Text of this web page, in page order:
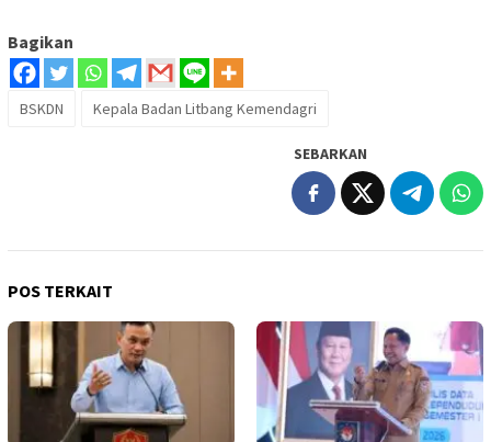
Bagikan
BSKDN Kepala Badan Litbang Kemendagri
SEBARKAN
POS TERKAIT